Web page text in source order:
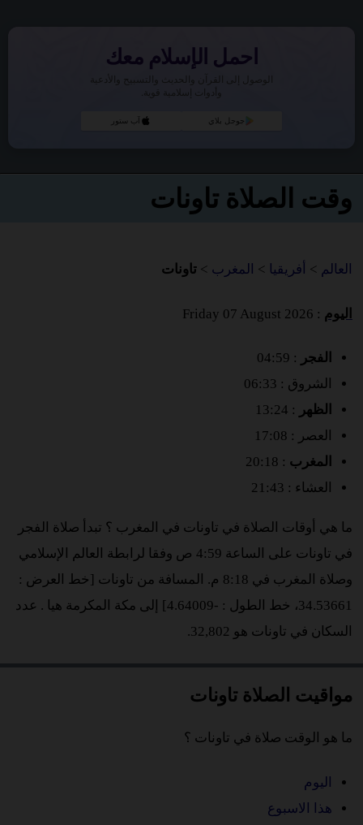
احمل الإسلام معك
الوصول إلى القرآن والحديث والتسبيح والأدعية
وأدوات إسلامية قوية.
جوجل بلاي آب ستور
وقت الصلاة تاونات
العالم > أفريقيا > المغرب> تاونات
اليوم: Friday 07 August 2026
الفجر : 04:59
الشروق : 06:33
الظهر : 13:24
العصر : 17:08
المغرب: 20:18
العشاء : 21:43
ما هي أوقات الصلاة في تاونات في المغرب ؟ تبدأ صلاة الفجر
في تاونات على الساعة 4:59 ص وفقا لرابطة العالم الإسلامي
وصلاة المغرب في 8:18 م. المسافة من تاونات [خط العرض :
34.53661، خط الطول : -4.64009] إلى مكة المكرمة هيا
. عدد
السكان في تاونات هو 32,802.
مواقيت الصلاة تاونات
ما هو الوقت صلاة في تاونات ؟
اليوم
هذا الاسبوع